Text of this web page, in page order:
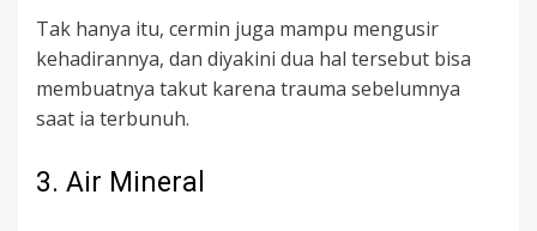
Tak hanya itu, cermin juga mampu mengusir
kehadirannya, dan diyakini dua hal tersebut bisa
membuatnya takut karena trauma sebelumnya
saat ia terbunuh.
3. Air Mineral